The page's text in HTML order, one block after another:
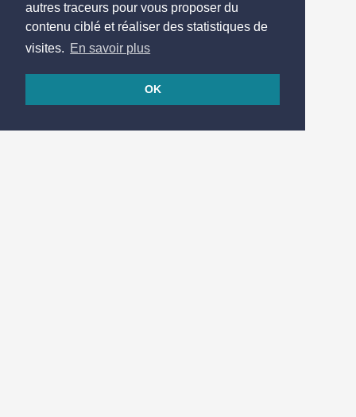
autres traceurs pour vous proposer du
contenu ciblé et réaliser des statistiques de
visites. En savoir plus
OK